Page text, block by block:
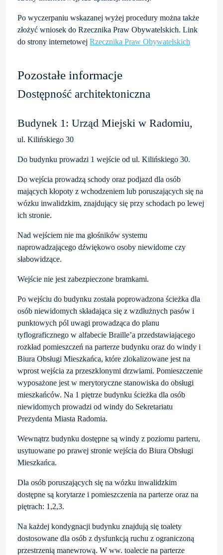
Po wyczerpaniu wskazanej wyżej procedury można także
złożyć wniosek do Rzecznika Praw Obywatelskich. Link
do strony internetowej Rzecznika Praw Obywatelskich
Pozostałe informacje
Dostępność architektoniczna
Budynek 1: Urząd Miejski w Radomiu,
ul. Kilińskiego 30
Do budynku prowadzi 1 wejście od ul. Kilińskiego 30.
Do wejścia prowadzą schody oraz podjazd dla osób
mających kłopoty z wchodzeniem lub poruszających się na
wózku inwalidzkim, znajdujący się przy schodach po lewej
ich stronie.
Nad wejściem nie ma głośników systemu
naprowadzającego dźwiękowo osoby niewidome czy
słabowidzące.
Wejście nie jest zabezpieczone bramkami.
Po wejściu do budynku została poprowadzona ścieżka dla
osób niewidomych składająca się z wzdłużnych pasów i
punktowych pól uwagi prowadząca do planu
tyflograficznego w alfabecie Braille’a przedstawiającego
rozkład pomieszczeń na parterze budynku oraz do windy i
Biura Obsługi Mieszkańca, które zlokalizowane jest na
wprost wejścia za przeszklonymi drzwiami. Pomieszczenie
wyposażone jest w merytoryczne stanowiska do obsługi
mieszkańców. Na 1 piętrze budynku ścieżka dla osób
niewidomych prowadzi od windy do Sekretariatu
Prezydenta Miasta Radomia.
Wewnątrz budynku dostępne są windy z poziomu parteru,
usytuowane po prawej stronie wejścia do Biura Obsługi
Mieszkańca.
Dla osób poruszających się na wózku inwalidzkim
dostępne są korytarze i pomieszczenia na parterze oraz na
piętrach: 1,2,3.
Na każdej kondygnacji budynku znajdują się toalety
dostosowane dla osób z dysfunkcją ruchu z ograniczoną
przestrzenią manewrową. W ww. toalecie na parterze